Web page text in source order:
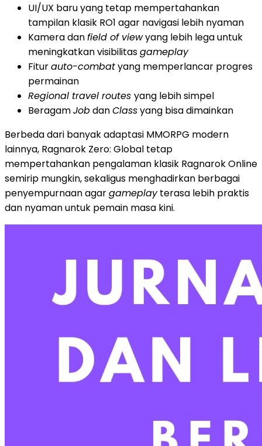
UI/UX baru yang tetap mempertahankan
tampilan klasik RO1 agar navigasi lebih nyaman
Kamera danfield of viewyang lebih lega untuk
meningkatkan visibilitasgameplay
Fiturauto-combatyang memperlancar progres
permainan
Regional travel routes yang lebih simpel
BeragamJobdanClassyang bisa dimainkan
Berbeda dari banyak adaptasi MMORPG modern
lainnya, Ragnarok Zero: Global tetap
mempertahankan pengalaman klasik Ragnarok Online
semirip mungkin, sekaligus menghadirkan berbagai
penyempurnaan agargameplayterasa lebih praktis
dan nyaman untuk pemain masa kini.